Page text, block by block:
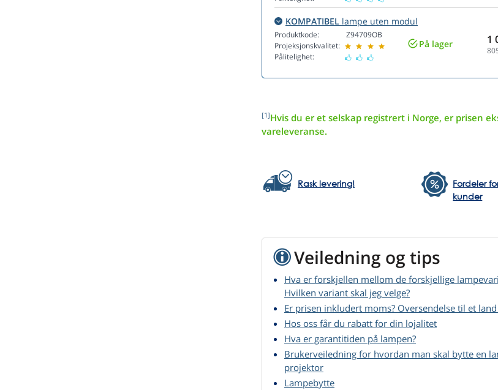
KOMPATIBEL lampe uten modul
Produktkode:
Projeksjonskvalitet:
Pålitelighet:
Z94709OB
På lager 1
[1]Hvis du er et selskap registrert i Norge, er prisen
vareleveranse.
Rask levering!
Fordeler
kunder
Veiledning og tips
Hva er forskjellen mellom de forskjellige
Hvilken variant skal jeg velge?
Er prisen inkludert moms? Oversendelse til et
Hos oss får du rabatt for din lojalitet
Hva er garantitiden på lampen?
Brukerveiledning for hvordan man skal bytte en
projektor
Lampebytte